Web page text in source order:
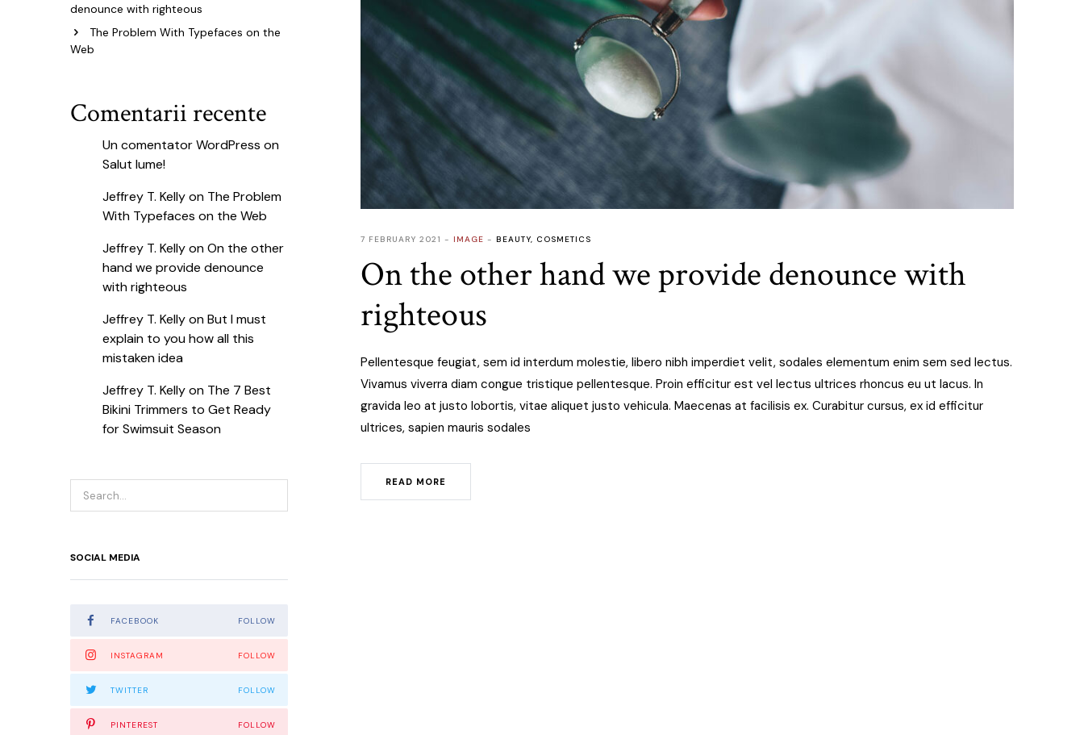
denounce with righteous
The Problem With Typefaces on the
Web
Comentarii recente
Un comentator WordPress on
Salut lume!
Jeffrey T. Kellyon The Problem
With Typefaces on the Web
Jeffrey T. KellyonOn the other
hand we provide denounce
with righteous
Jeffrey T. KellyonBut I must
explain to you how all this
mistaken idea
Jeffrey T. Kellyon The 7 Best
Bikini Trimmers to Get Ready
for Swimsuit Season
SOCIAL MEDIA
FACEBOOK FOLLOW
INSTAGRAM FOLLOW
TWITTER FOLLOW
PINTEREST FOLLOW
7 FEBRUARY 2021 IMAGE BEAUTY, COSMETICS
On the other hand we provide denounce with
righteous
Pellentesque feugiat, sem id interdum molestie, libero nibh imperdiet velit, sodales elementum enim sem sed lectus.
Vivamus viverra diam congue tristique pellentesque. Proin efficitur est vel lectus ultrices rhoncus eu ut lacus. In
gravida leo at justo lobortis, vitae aliquet justo vehicula. Maecenas at facilisis ex. Curabitur cursus, ex id efficitur
ultrices, sapien mauris sodales
READ MORE